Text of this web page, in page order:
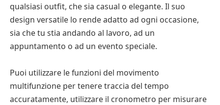
qualsiasi outfit, che sia casual o elegante. Il suo
design versatile lo rende adatto ad ogni occasione,
sia che tu stia andando al lavoro, ad un
appuntamento o ad un evento speciale.
Puoi utilizzare le funzioni del movimento
multifunzione per tenere traccia del tempo
accuratamente, utilizzare il cronometro per misurare